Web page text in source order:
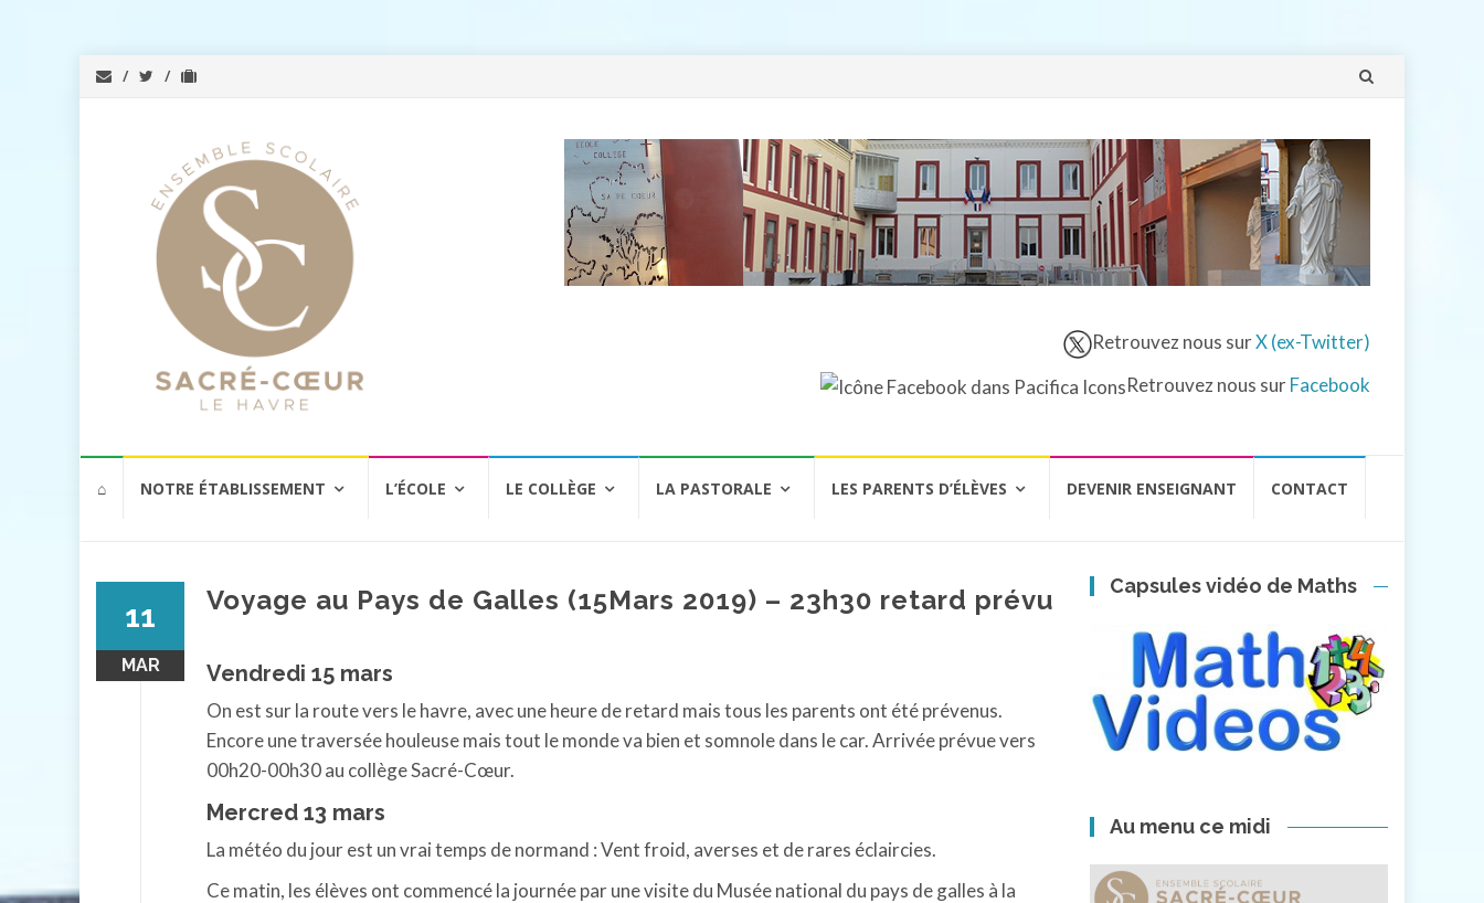
Aller
Retrouvez nous surX (ex-Twitter)
Retrouvez nous surFacebook
⌂ NOTRE ÉTABLISSEMENT L’ÉCOLE LE COLLÈGE LA PASTORALE LES PARENTS D’ÉLÈVES DEVENIR ENSEIGNANT CONTACT
11
MAR
Voyage au Pays de Galles (15Mars 2019) – 23h30 retard prévu
Vendredi 15 mars
On est sur la route vers le havre, avec une heure de retard mais tous les parents ont été prévenus.
Encore une traversée houleuse mais tout le monde va bien et somnole dans le car. Arrivée prévue vers
00h20-00h30 au collège Sacré-Cœur.
Mercred 13 mars
La météo du jour est un vrai temps de normand : Vent froid, averses et de rares éclaircies.
Ce matin, les élèves ont commencé la journée par une visite du Musée national du pays de galles à la
Capsules vidéo de Maths
Au menu ce midi